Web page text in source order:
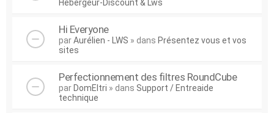
Hebergeur-Discount & Lws
Hi Everyone
parAurélien - LWS » dans Présentez vous et vos
sites
Perfectionnement des filtres RoundCube
par DomEltri » dans Support / Entreaide
technique